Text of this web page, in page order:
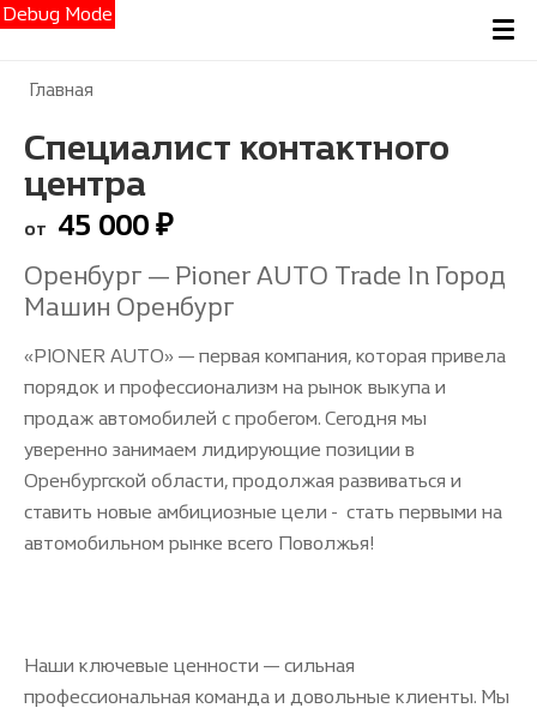
Debug Mode
Главная
Специалист контактного
центра
от 45 000 ₽
Оренбург — Pioner AUTO Trade In Город
Машин Оренбург
«PIONER AUTO» — первая компания, которая привела
порядок и профессионализм на рынок выкупа и
продаж автомобилей с пробегом. Сегодня мы
уверенно занимаем лидирующие позиции в
Оренбургской области, продолжая развиваться и
ставить новые амбициозные цели - стать первыми на
автомобильном рынке всего Поволжья!
Наши ключевые ценности — сильная
профессиональная команда и довольные клиенты. Мы